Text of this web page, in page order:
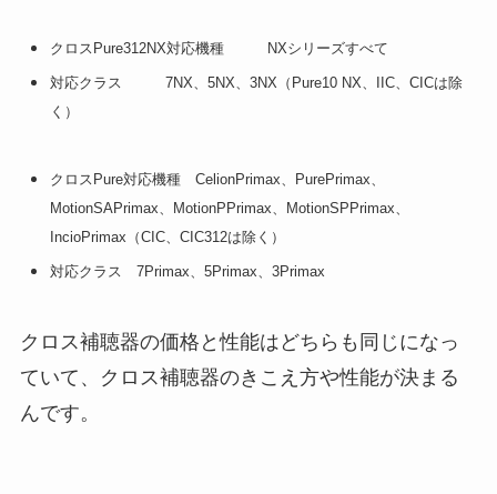
クロスPure312NX対応機種 NXシリーズすべて
対応クラス 7NX、5NX、3NX（Pure10 NX、IIC、CICは除
く）
クロスPure対応機種 CelionPrimax、PurePrimax、
MotionSAPrimax、MotionPPrimax、MotionSPPrimax、
IncioPrimax（CIC、CIC312は除く）
対応クラス 7Primax、5Primax、3Primax
クロス補聴器の価格と性能はどちらも同じになっ
ていて、クロス補聴器のきこえ方や性能が決まる
んです。